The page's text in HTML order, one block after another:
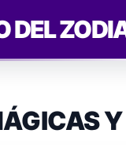
DEL